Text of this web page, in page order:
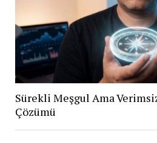
Sürekli Meşgul Ama
Çözümü